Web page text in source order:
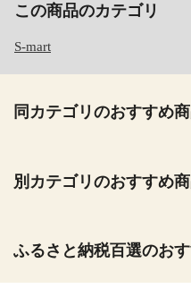
この商品のカテゴリ
S-mart
同カテゴリのおすすめ
別カテゴリのおすすめ
ふるさと納税百選のお